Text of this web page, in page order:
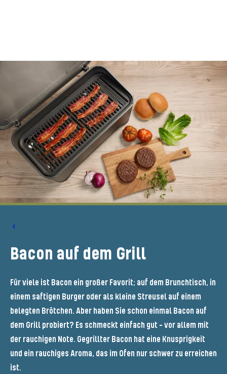
Bacon auf dem Grill
Für viele ist Bacon ein großer Favorit; auf dem Brunchtisch, in
einem saftigen Burger oder als kleine Streusel auf einem
belegten Brötchen. Aber haben Sie schon einmal Bacon auf
dem Grill probiert? Es schmeckt einfach gut – vor allem mit
der rauchigen Note. Gegrillter Bacon hat eine Knusprigkeit
und ein rauchiges Aroma, das im Ofen nur schwer zu erreichen
ist.